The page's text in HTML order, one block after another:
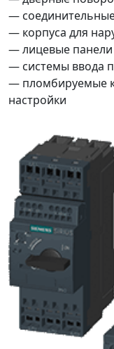
—
— корпуса для
— лицевые панели
— системы ввода
— пломбируемые
настройки